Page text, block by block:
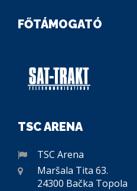
FŐTÁMOGATÓ
TSC ARENA
TSC Arena
Maršala Tita 63.
24300 Bačka Topola